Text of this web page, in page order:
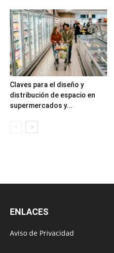
Claves para el diseño y
distribución de espacio en
supermercados y...
ENLACES
Aviso de Privacidad